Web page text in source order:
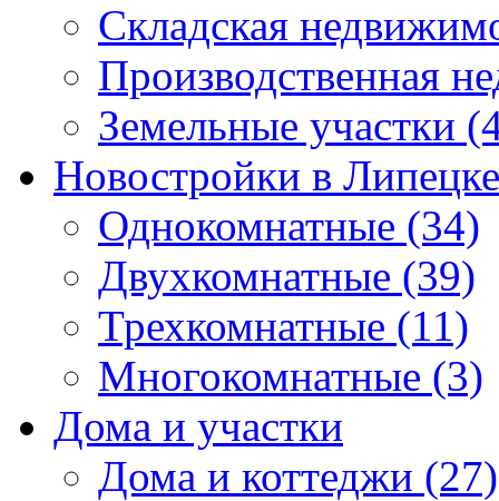
Складская
Производственная
Земельные участки
Новостройки в Липецке
Однокомнатные (34)
Двухкомнатные (39)
Трехкомнатные (11)
Многокомнатные (3)
Дома и участки
Дома и коттеджи (27)